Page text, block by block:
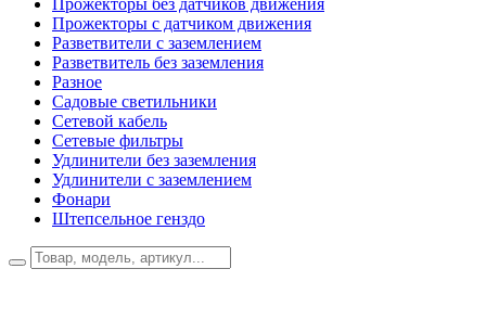
Прожекторы без датчиков движения
Прожекторы с датчиком движения
Разветвители с заземлением
Разветвитель без заземления
Разное
Садовые светильники
Сетевой кабель
Сетевые фильтры
Удлинители без заземления
Удлинители с заземлением
Фонари
Штепсельное генздо